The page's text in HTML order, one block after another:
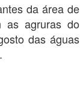
da área de
as agruras do
das águas